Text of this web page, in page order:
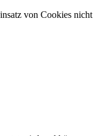
von Cookies nicht